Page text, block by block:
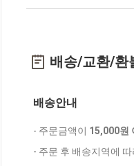
배송/교환/환
배송안내
- 주문금액이 15,000원
- 주문 후 배송지역에